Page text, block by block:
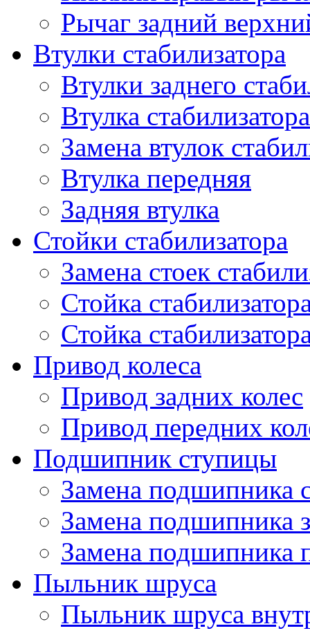
Рычаг задний
Втулки стабилизатора
Втулки заднего
Втулка
Замена втулок
Втулка передняя
Задняя втулка
Стойки стабилизатора
Замена стоек
Стойка
Стойка
Привод колеса
Привод задних колес
Привод передних
Подшипник ступицы
Замена подшипника
Замена подшипника
Замена подшипника
Пыльник шруса
Пыльник шруса